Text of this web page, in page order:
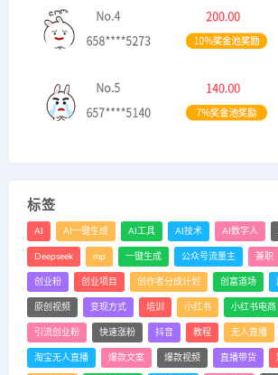
标签
AI AI一键生成 AI工具 AI技术 AI数字人
Deepseek mp 一键生成 公众号流量主 兼职
创业粉 创业项目 创作者分成计划 创富道场
原创视频 变现方式 培训 小红书 小红书电商
引流创业粉 快速涨粉 抖音 教程 无人直播
淘宝无人直播 爆款文案 爆款视频 直播带货